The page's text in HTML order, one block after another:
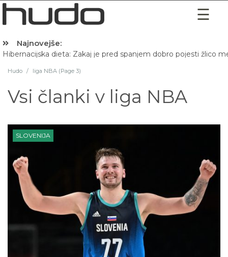
Najnovejše:
Hibernacijska dieta: Zakaj je pred spanjem dobro pojesti žlico
Hudo / liga NBA (Page 3)
Vsi članki v liga NBA
SLOVENIJA